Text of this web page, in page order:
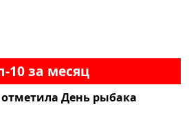
10 за месяц
День рыбака